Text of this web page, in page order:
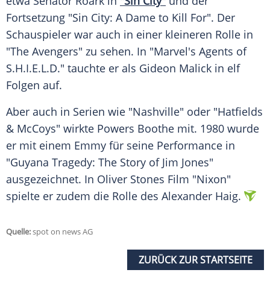
Fortsetzung "Sin City: A Dame to Kill For". Der
Schauspieler war auch in einer kleineren Rolle in
"The Avengers" zu sehen. In "Marvel's Agents of
S.H.I.E.L.D." tauchte er als Gideon Malick in elf
Folgen auf.
Aber auch in Serien wie "Nashville" oder "Hatfields
& McCoys" wirkte Powers Boothe mit. 1980 wurde
er mit einem Emmy für seine Performance in
"Guyana Tragedy: The Story of Jim Jones"
ausgezeichnet. In Oliver Stones Film "Nixon"
spielte er zudem die Rolle des Alexander Haig.
Quelle:spot on news AG
ZURÜCK ZUR STARTSEITE